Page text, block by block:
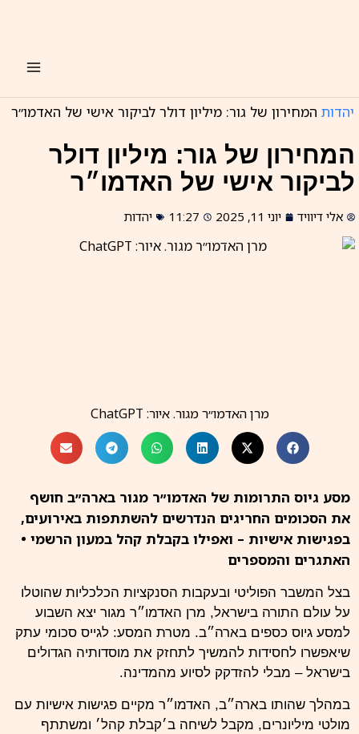
יהדות המחירון של גור: מיליון דולר לביקור אישי של האדמו״ר
המחירון של גור: מיליון דולר
לביקור אישי של האדמו״ר
אלי דיוויד יוני 11, 2025 11:27 יהדות
מרן האדמו״ר מגור. איור: ChatGPT
מסע גיוס התרומות של האדמו״ר מגור בארה״ב חושף
את הסכומים החריגים הנדרשים להשתתפות באירועים,
בפגישות אישיות – ואפילו בקבלת קהל במעון הרשמי •
האתגרים והמספרים
בצל המשבר הפוליטי ובעקבות הסנקציות הכלכליות שהוטלו
על עולם התורה בישראל, מרן האדמו״ר מגור יצא השבוע
למסע גיוס כספים בארה״ב. מטרת המסע: לגייס סכומי עתק
שיאפשרו לחסידות להמשיך לתחזק את מוסדותיה הגדולים
בישראל – מבלי להזדקק לסיוע מהמדינה.
במהלך שהותו בארה״ב, האדמו״ר מקיים פגישות אישיות עם
מולטי מיליונרים, מקבל לשיחה ב׳קבלת קהל׳ ומשתתף